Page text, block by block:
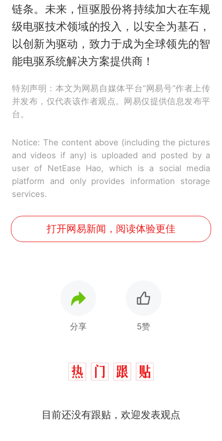
链条。未来，恒驱股份将持续加大在车规
级电驱技术领域的投入，以安全为基石，
以创新为驱动，致力于成为全球领先的智
能电驱系统解决方案提供商！
特别声明：本文为网易自媒体平台“网易号”作者上传
并发布，仅代表该作者观点。网易仅提供信息发布平
台。
Notice: The content above (including the pictures
and videos if any) is uploaded and posted by a
user of NetEase Hao, which is a social media
platform and only provides information storage
services.
打开网易新闻，阅读体验更佳
分享 5赞
目前还没有跟贴，欢迎发表观点